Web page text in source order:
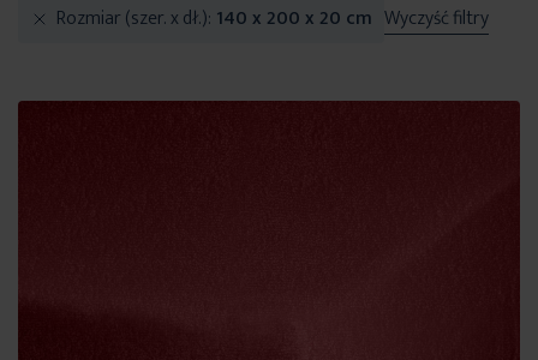
Rozmiar (szer. x dł.) 140 x 200 x 20 cm Wyczyść filtry